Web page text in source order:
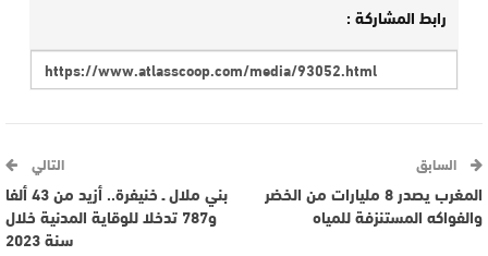
رابط المشاركة :
السابق
المغرب يصدر 8 مليارات من الخضر
والفواكه المستنزفة للمياه
التالي
بني ملال ـ خنيفرة.. أزيد من 43 ألفا
و787 تدخلا للوقاية المدنية خلال
سنة 2023